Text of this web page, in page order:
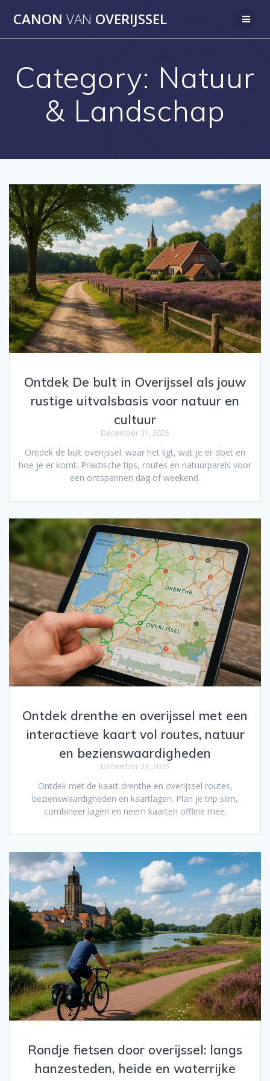
to
CANON VAN OVERIJSSEL
Category: Natuur
& Landschap
Ontdek De bult in Overijssel als jouw
rustige uitvalsbasis voor natuur en
cultuur
December 31, 2025
Ontdek de bult overijssel: waar het ligt, wat je er doet en
hoe je er komt. Praktische tips, routes en natuurparels voor
een ontspannen dag of weekend.
Ontdek drenthe en overijssel met een
interactieve kaart vol routes, natuur
en bezienswaardigheden
December 23, 2025
Ontdek met de kaart drenthe en overijssel routes,
bezienswaardigheden en kaartlagen. Plan je trip slim,
combineer lagen en neem kaarten offline mee.
Rondje fietsen door overijssel: langs
hanzesteden, heide en waterrijke